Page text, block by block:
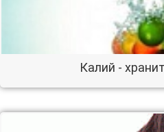
Калий -